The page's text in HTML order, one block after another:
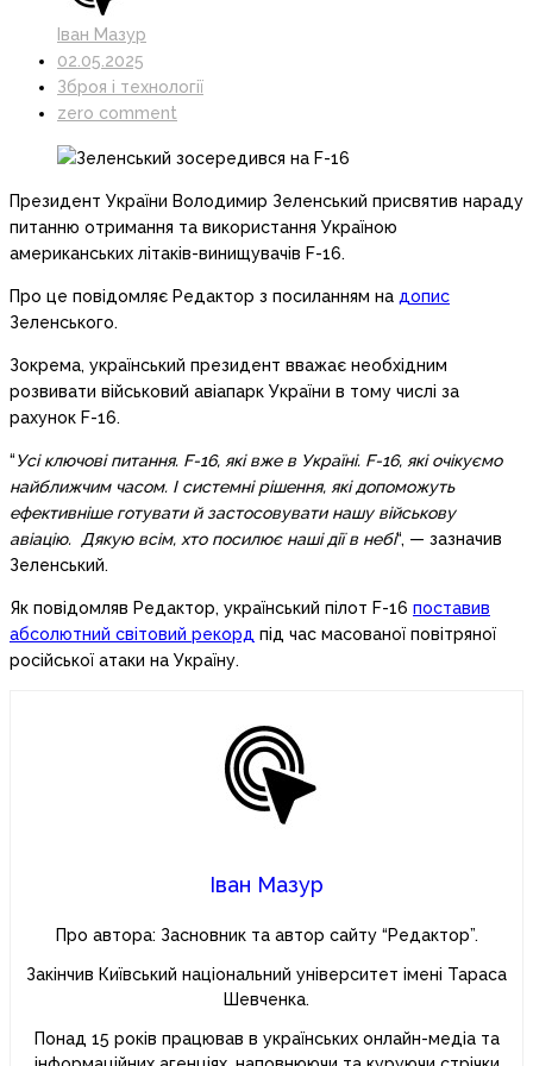
Іван Мазур
02.05.2025
Зброя і технології
zero comment
Президент України Володимир Зеленський присвятив нараду
питанню отримання та використання Україною
американських літаків-винищувачів F-16.
Про це повідомляє Редактор з посиланням на допис
Зеленського.
Зокрема, український президент вважає необхідним
розвивати військовий авіапарк України в тому числі за
рахунок F-16.
“Усі ключові питання. F-16, які вже в Україні. F-16, які очікуємо
найближчим часом. І системні рішення, які допоможуть
ефективніше готувати й застосовувати нашу військову
авіацію. Дякую всім, хто посилює наші дії в небі“, — зазначив
Зеленський.
Як повідомляв Редактор, український пілот F-16 поставив
абсолютний світовий рекорд під час масованої повітряної
російської атаки на Україну.
Іван Мазур
Про автора: Засновник та автор сайту “Редактор”.
Закінчив Київський національний університет імені Тараса
Шевченка.
Понад 15 років працював в українських онлайн-медіа та